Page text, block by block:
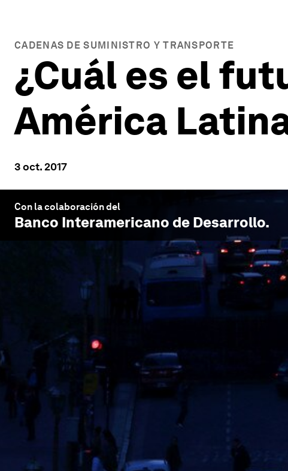
CADENAS DE SUMINISTRO Y TRANSPORTE
¿Cuál es el
América
3 oct. 2017
Con la colaboración del
Banco Interamericano de Desarrollo.